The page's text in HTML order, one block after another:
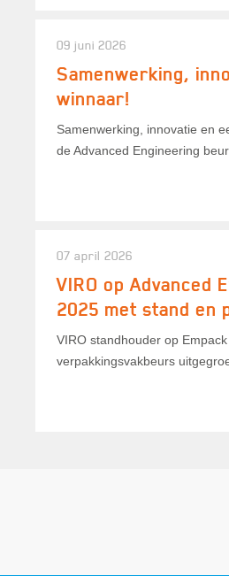
09 juni 2026
Samenwerking,
winnaar!
Samenwerking, innovatie en
de Advanced Engineering
07 april 2026
VIRO op Advanced
2025 met stand en
VIRO standhouder op
verpakkingsvakbeurs